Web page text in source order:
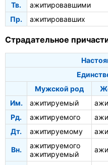
Тв.
ажитировавшими
Пр.
ажитировавших
Страдательное
Мужской род
Им.
ажитируемый
Рд.
ажитируемого
Дт.
ажитируемому
Вн.
ажитируемого
ажитируемый